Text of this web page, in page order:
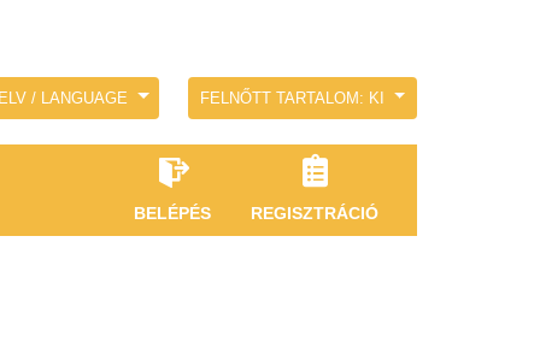
/ LANGUAGE FELNŐTT TARTALOM: KI
BELÉPÉS REGISZTRÁCIÓ